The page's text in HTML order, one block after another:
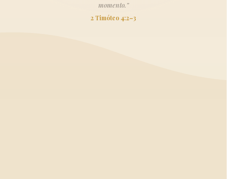
momento.”
2 Timóteo 4:2–3